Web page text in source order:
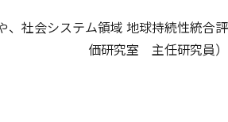
、社会システム領域 地球持続性統合評
価研究室 主任研究員）